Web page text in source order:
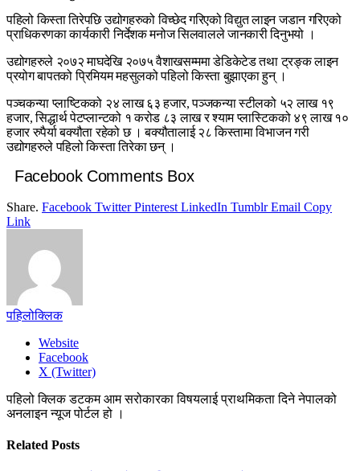
पहिलो किस्ता तिरेपछि उद्योगहरुको विच्छेद गरिएको विद्युत लाइन जडान गरिएको
प्राधिकरणका कार्यकारी निर्देशक मनोज सिलवालले जानकारी दिनुभयो ।
उद्योगहरुले २०७२ माघदेखि २०७५ वैशाखसम्ममा डेडिकेटेड तथा ट्रङ्क लाइन
प्रयोग बापतको प्रिमियम महसुलको पहिलो किस्ता बुझाएका हुन् ।
पञ्चकन्या प्लाष्टिकको २४ लाख ६३ हजार, पञ्जकन्या स्टीलको ५२ लाख १९
हजार, सिद्धार्थ पेटप्लान्टको १ करोड ८३ लाख र श्याम प्लास्टिकको ४९ लाख १०
हजार रुपैर्या बक्यौता रहेको छ । बक्यौतालाई २८ किस्तामा विभाजन गरी
उद्योगहरुले पहिलो किस्ता तिरेका छन् ।
Facebook Comments Box
Share. Facebook Twitter Pinterest LinkedIn Tumblr Email Copy
Link
पहिलोक्लिक
Website
Facebook
X (Twitter)
पहिलो क्लिक डटकम आम सरोकारका विषयलाई प्राथमिकता दिने नेपालको
अनलाइन न्यूज पोर्टल हो ।
Related Posts